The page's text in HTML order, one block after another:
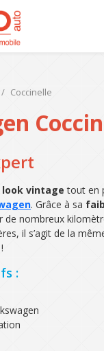
Coccinelle
look vintage tout en
. Grâce à sa
de nombreux
il s’agit de la
: